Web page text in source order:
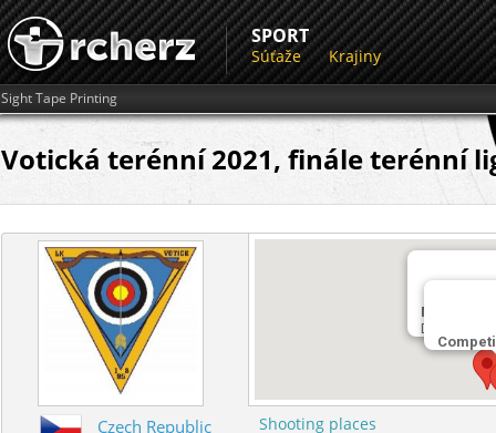
SPORT
Súťaže Krajiny
Sight Tape Printing
Votická terénní 2021, finále terénní
Miesto
Default
Czech Republic
Shooting places